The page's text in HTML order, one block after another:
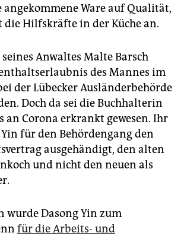
Ware auf Qualität,
Hilfskräfte in der Küche an.
seines Anwaltes Malte Barsch
des Mannes im
der Lübecker Ausländerbehörde
Doch da sei die Buchhalterin
an Corona erkrankt gewesen. Ihr
für den Behördengang den
ausgehändigt, den alten
und nicht den neuen als
wurde Dasong Yin zum
für die Arbeits- und